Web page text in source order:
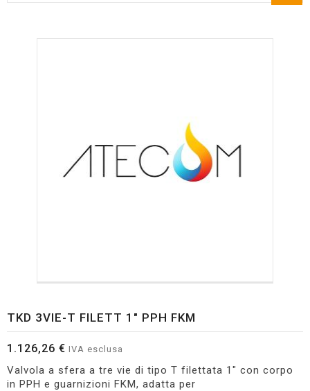
TKD 3VIE-T FILETT 1" PPH FKM
1.126,26 € IVA esclusa
Valvola a sfera a tre vie di tipo T filettata 1" con corpo
in PPH e guarnizioni FKM, adatta per